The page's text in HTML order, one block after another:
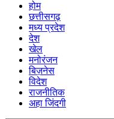
होम
छत्तीसगढ़
मध्य प्रदेश
देश
खेल
मनोरंजन
बिज़नेस
विदेश
राजनीतिक
अहा जिंदगी